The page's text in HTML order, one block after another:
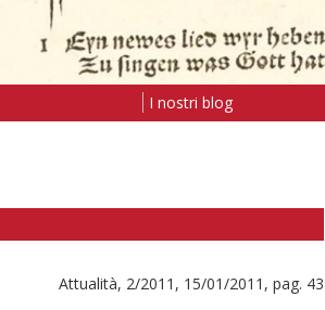
I nostri blog
Attualità, 2/2011, 15/01/2011, pag. 43